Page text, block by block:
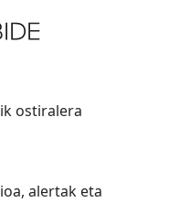
ostiralera
alertak eta